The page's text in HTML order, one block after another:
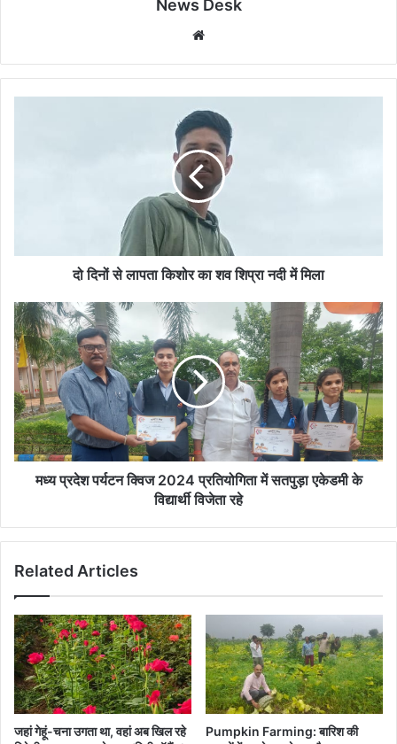
News Desk
नदी
दो दिनों से लापता किशोर का शव शिप्रा नदी में मिला
मध्य
प्रदेश
पर्यटन
क्विज
2024
प्रतियोगिता
में
सतपुड़ा
एकेडमी
मध्य प्रदेश पर्यटन क्विज 2024 प्रतियोगिता में सतपुड़ा एकेडमी के
विद्यार्थी विजेता रहे
Related Articles
जहां गेहूं-चना उगता था, वहां अब खिल रहे
Pumpkin Farming: बारिश की